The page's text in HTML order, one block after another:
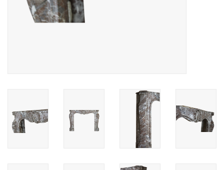
Outlet
Login